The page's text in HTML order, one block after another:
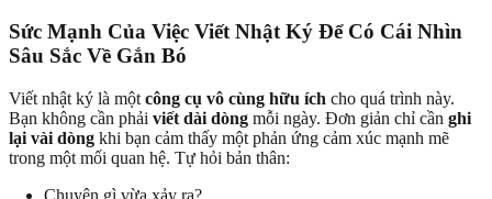
Sức Mạnh Của Việc Viết Nhật Ký Để Có Cái Nhìn
Sâu Sắc Về Gắn Bó
Viết nhật ký là một công cụ vô cùng hữu ích cho quá trình này.
Bạn không cần phải viết dài dòng mỗi ngày. Đơn giản chỉ cần ghi
lại vài dòng khi bạn cảm thấy một phản ứng cảm xúc mạnh mẽ
trong một mối quan hệ. Tự hỏi bản thân: